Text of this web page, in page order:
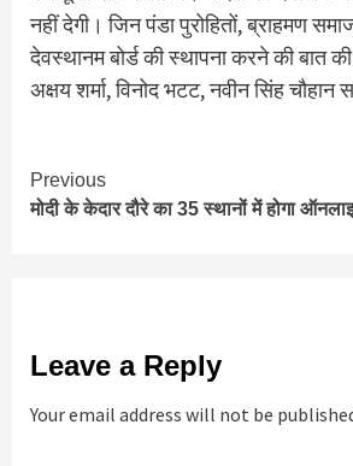
नहीं देगी। जिन पंडा पुरोहितों, ब्राहमण
देवस्थानम बोर्ड की स्थापना करने की बात
अक्षय शर्मा, विनोद भटट, नवीन सिंह चौहान
Continue
Reading
Previous
मोदी के केदार दौरे का 35 स्थानों में होगा
Leave a Reply
Your email address will not be